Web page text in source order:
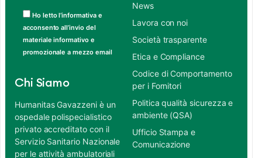
Ho letto l’informativa e
acconsento all’invio del
materiale informativo e
promozionale a mezzo email
Chi Siamo
Humanitas Gavazzeni è un
ospedale polispecialistico
privato accreditato con il
Servizio Sanitario Nazionale
per le attività ambulatoriali
News
Lavora con noi
Società trasparente
Etica e Compliance
Codice di Comportamento
per i Fornitori
Politica qualità sicurezza e
ambiente (QSA)
Ufficio Stampa e
Comunicazione